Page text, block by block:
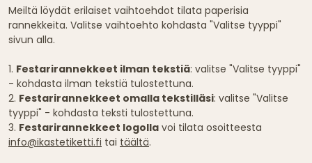
Meiltä löydät erilaiset vaihtoehdot tilata paperisia
rannekkeita. Valitse vaihtoehto kohdasta "Valitse tyyppi"
sivun alla.
1. Festarirannekkeet ilman tekstiä: valitse "Valitse tyyppi"
- kohdasta ilman tekstiä tulostettuna.
2. Festarirannekkeet omalla tekstilläsi: valitse "Valitse
tyyppi" - kohdasta teksti tulostettuna.
3. Festarirannekkeet logolla voi tilata osoitteesta
info@ikastetiketti.fi tai täältä.